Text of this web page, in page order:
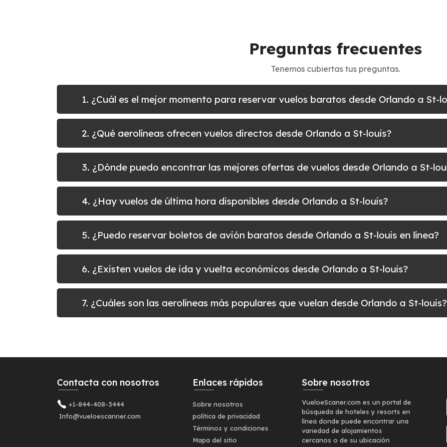
Preguntas frecuentes
Tenemos cubiertas tus preguntas.
1. ¿Cuál es el mejor momento para reservar vuelos baratos desde Orlando a St-
2. ¿Qué aerolíneas ofrecen vuelos directos desde Orlando a St-louis?
3. ¿Dónde puedo encontrar las mejores ofertas de vuelos desde Orlando a St-
4. ¿Hay vuelos de última hora disponibles desde Orlando a St-louis?
5. ¿Puedo reservar boletos de avión baratos desde Orlando a St-louis en línea?
6. ¿Existen vuelos de ida y vuelta económicos desde Orlando a St-louis?
7. ¿Cuáles son las aerolíneas más populares que vuelan desde Orlando a St-louis?
Contacta con nosotros
+1-844-408-3444
Info@vueloescanner.com
Enlaces rápidos
Sobre nosotros
política de privacidad
Términos y condiciones
Mapa del sitio
Sobre nosotros
VueloeScaner.com es un portal de
búsqueda de hoteles y resorts en
línea donde puede encontrar una
variedad de alojamientos
cercanos o de su ubicación